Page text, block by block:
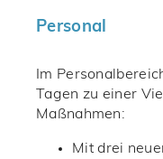
Personal
Im
Tagen zu einer
Maßnahmen:
Mit drei